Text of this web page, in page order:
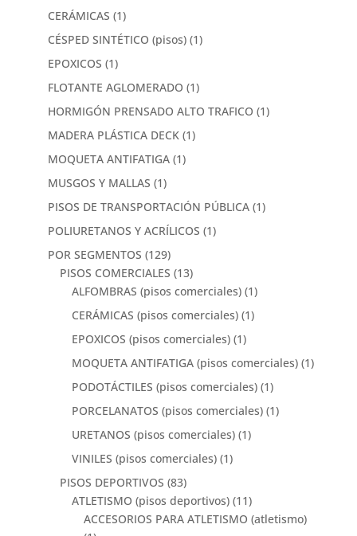
CERÁMICAS (1)
CÉSPED SINTÉTICO (pisos) (1)
EPOXICOS (1)
FLOTANTE AGLOMERADO (1)
HORMIGÓN PRENSADO ALTO TRAFICO (1)
MADERA PLÁSTICA DECK (1)
MOQUETA ANTIFATIGA (1)
MUSGOS Y MALLAS (1)
PISOS DE TRANSPORTACIÓN PÚBLICA (1)
POLIURETANOS Y ACRÍLICOS (1)
POR SEGMENTOS (129)
PISOS COMERCIALES (13)
ALFOMBRAS (pisos comerciales) (1)
CERÁMICAS (pisos comerciales) (1)
EPOXICOS (pisos comerciales) (1)
MOQUETA ANTIFATIGA (pisos comerciales) (1)
PODOTÁCTILES (pisos comerciales) (1)
PORCELANATOS (pisos comerciales) (1)
URETANOS (pisos comerciales) (1)
VINILES (pisos comerciales) (1)
PISOS DEPORTIVOS (83)
ATLETISMO (pisos deportivos) (11)
ACCESORIOS PARA ATLETISMO (atletismo)